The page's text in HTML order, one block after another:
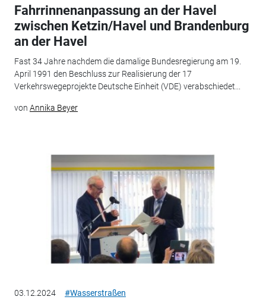
Fahrrinnenanpassung an der Havel
zwischen Ketzin/Havel und Brandenburg
an der Havel
Fast 34 Jahre nachdem die damalige Bundesregierung am 19.
April 1991 den Beschluss zur Realisierung der 17
Verkehrswegeprojekte Deutsche Einheit (VDE) verabschiedet...
von Annika Beyer
03.12.2024 #Wasserstraßen